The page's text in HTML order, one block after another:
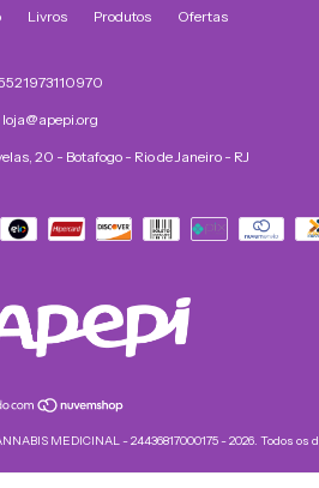
Livros Produtos Ofertas
loja@apepi.org
20 - Botafogo - Rio de Janeiro - RJ
MEDICINAL - 24436817000175 - 2026. Todos